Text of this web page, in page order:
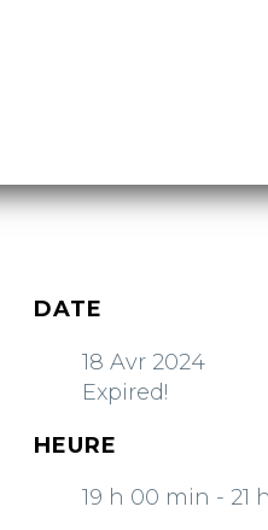
DATE
18 Avr 2024
Expired!
HEURE
19 h 00 min - 21